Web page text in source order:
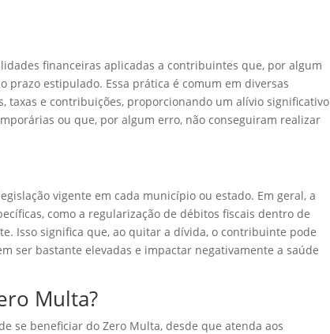
financeiras aplicadas a contribuintes que, por algum
prazo estipulado. Essa prática é comum em diversas
taxas e contribuições, proporcionando um alívio significativo
ou que, por algum erro, não conseguiram realizar
vigente em cada município ou estado. Em geral, a
como a regularização de débitos fiscais dentro de
Isso significa que, ao quitar a dívida, o contribuinte pode
ser bastante elevadas e impactar negativamente a saúde
Multa?
se beneficiar do Zero Multa, desde que atenda aos